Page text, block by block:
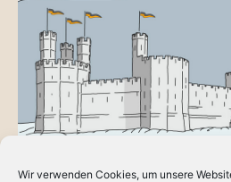
Wir verwenden Cookies, um unsere
BLOG